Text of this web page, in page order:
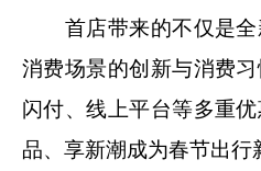
首店带来的不仅是全
消费场景的创新与消费
闪付、线上平台等多重
品、享新潮成为春节出行